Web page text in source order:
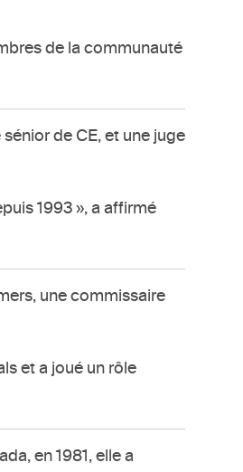
de la communauté
de CE, et une juge
1993 », a affirmé
une commissaire
et a joué un rôle
en 1981, elle a